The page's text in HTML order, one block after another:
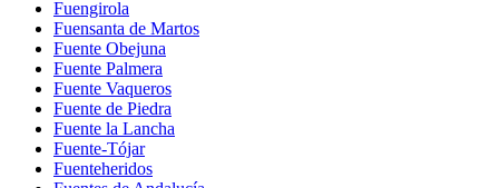
Fuengirola
Fuensanta de Martos
Fuente Obejuna
Fuente Palmera
Fuente Vaqueros
Fuente de Piedra
Fuente la Lancha
Fuente-Tójar
Fuenteheridos